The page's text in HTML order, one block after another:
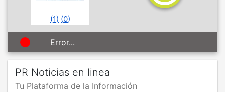
(1) (0)
Error...
PR Noticias en linea
Tu Plataforma de la Información